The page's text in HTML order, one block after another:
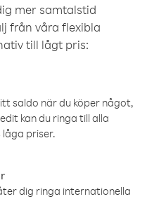
mer samtalstid
från våra flexibla
till lågt pris:
saldo när du köper något,
kan du ringa till alla
låga priser.
dig ringa internationella